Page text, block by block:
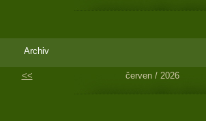
Archiv
<< červen / 2026